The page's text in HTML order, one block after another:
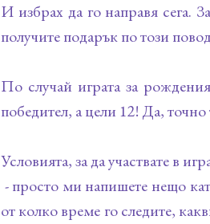
И избрах да го направя сега.
получите подарък по този
По случай играта за
победител, а цели 12! Да, точно
Условията, за да участвате в
- просто ми напишете нещо
от колко време го следите,